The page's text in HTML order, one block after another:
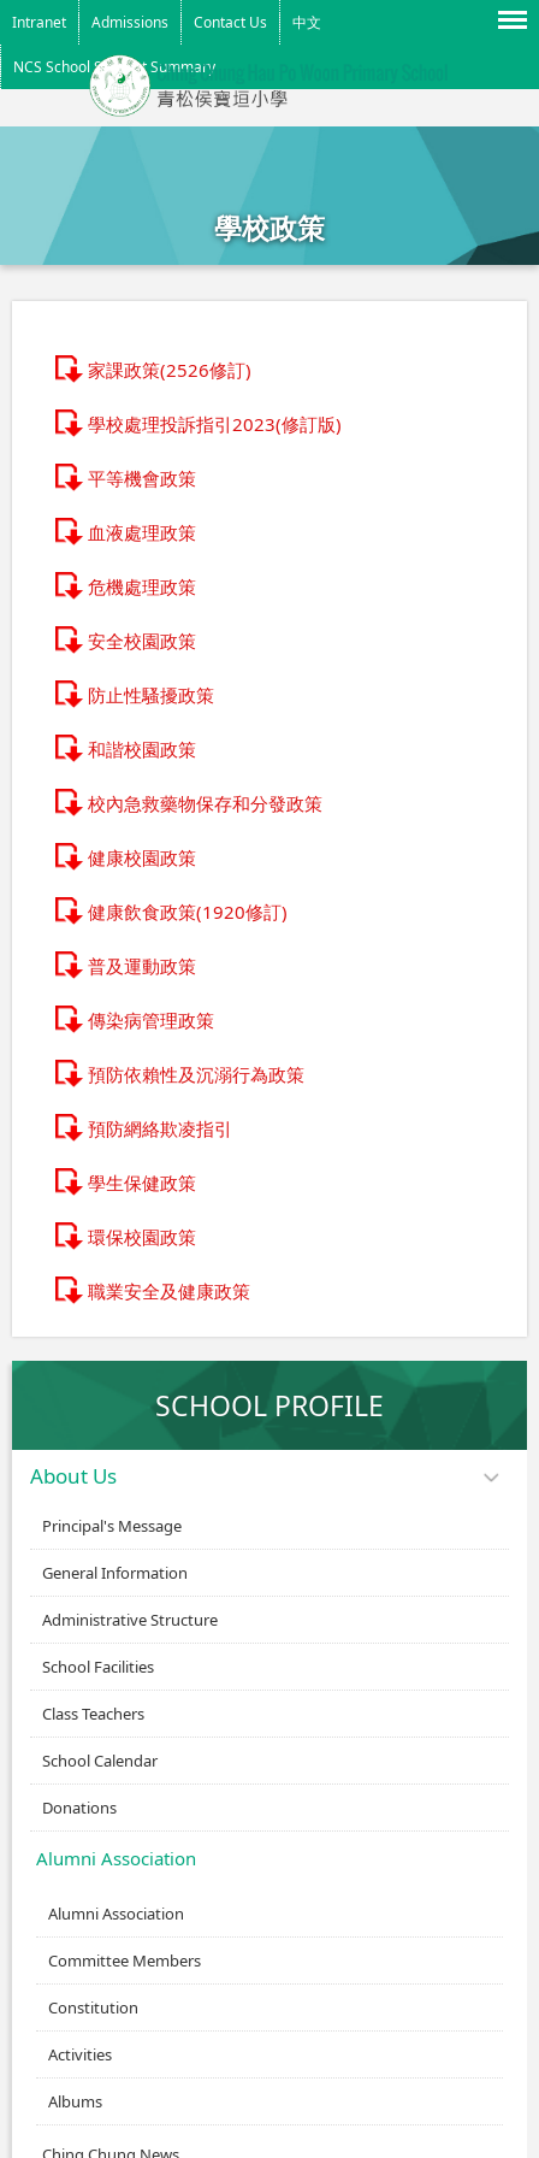
Intranet Admissions Contact Us 中文
NCS School Support Summary
學校政策
Menu
家課政策(2526修訂)
學校處理投訴指引2023(修訂版)
平等機會政策
血液處理政策
危機處理政策
安全校園政策
防止性騷擾政策
和諧校園政策
校內急救藥物保存和分發政策
健康校園政策
健康飲食政策(1920修訂)
普及運動政策
傳染病管理政策
預防依賴性及沉溺行為政策
預防網絡欺凌指引
學生保健政策
環保校園政策
職業安全及健康政策
SCHOOL PROFILE
About Us
Principal's Message
General Information
Administrative Structure
School Facilities
Class Teachers
School Calendar
Donations
Alumni Association
Alumni Association
Committee Members
Constitution
Activities
Albums